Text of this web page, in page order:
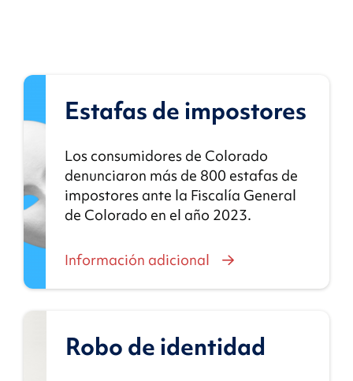
Estafas de impostores
Los consumidores de Colorado
denunciaron más de 800 estafas de
impostores ante la Fiscalía General
de Colorado en el año 2023.
Información adicional
Robo de identidad